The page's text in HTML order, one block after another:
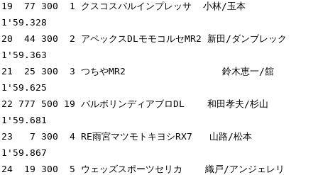
19  77 300  1 クスコスバルインプレッサ  小林/玉本
1'59.328
20  44 300  2 アペックスDLモモコルセMR2 新田/ダンブレック
1'59.363
21  25 300  3 つちやMR2                 鈴木恵一/舘
1'59.625
22 777 500 19 バルボリンディアブロDL    和田孝夫/杉山
1'59.681
23   7 300  4 RE雨宮マツモトキヨシRX7   山路/松本
1'59.867
24  19 300  5 ウェッズスポーツセリカ    織戸/アンジェレリ